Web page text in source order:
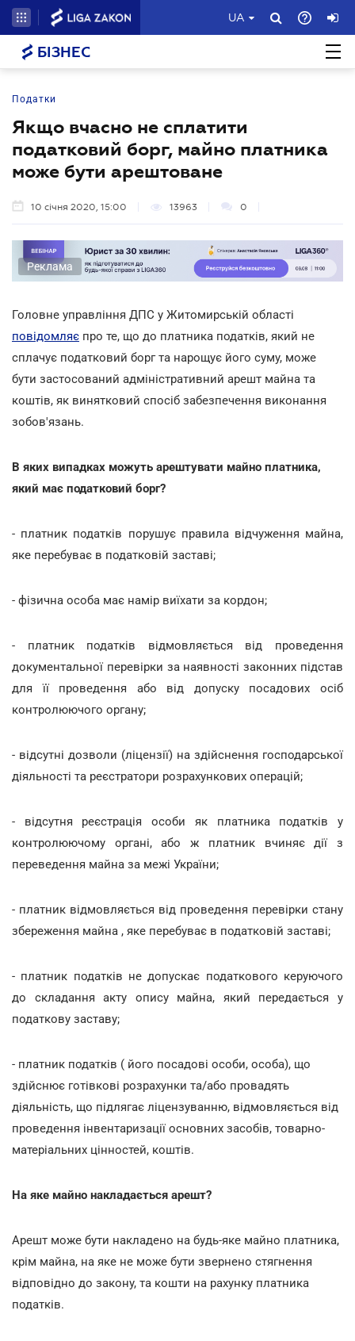
UA
БІЗНЕС
Податки
Якщо вчасно не сплатити
податковий борг, майно платника
може бути арештоване
10 січня 2020, 15:00 13963 0
Реклама
Головне управління ДПС у Житомирській області
повідомляє про те, що до платника податків, який не
сплачує податковий борг та нарощує його суму, може
бути застосований адміністративний арешт майна та
коштів, як винятковий спосіб забезпечення виконання
зобов'язань.
В яких випадках можуть арештувати майно платника,
який має податковий борг?
- платник податків порушує правила відчуження майна,
яке перебуває в податковій заставі;
- фізична особа має намір виїхати за кордон;
- платник податків відмовляється від проведення
документальної перевірки за наявності законних підстав
для її проведення або від допуску посадових осіб
контролюючого органу;
- відсутні дозволи (ліцензії) на здійснення господарської
діяльності та реєстратори розрахункових операцій;
- відсутня реєстрація особи як платника податків у
контролюючому органі, або ж платник вчиняє дії з
переведення майна за межі України;
- платник відмовляється від проведення перевірки стану
збереження майна , яке перебуває в податковій заставі;
- платник податків не допускає податкового керуючого
до складання акту опису майна, який передається у
податкову заставу;
- платник податків ( його посадові особи, особа), що
здійснює готівкові розрахунки та/або провадять
діяльність, що підлягає ліцензуванню, відмовляється від
проведення інвентаризації основних засобів, товарно-
матеріальних цінностей, коштів.
На яке майно накладається арешт?
Арешт може бути накладено на будь-яке майно платника,
крім майна, на яке не може бути звернено стягнення
відповідно до закону, та кошти на рахунку платника
податків.